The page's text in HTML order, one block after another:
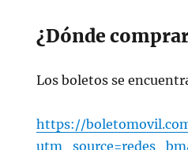
¿Dónde
Los boletos se
https://